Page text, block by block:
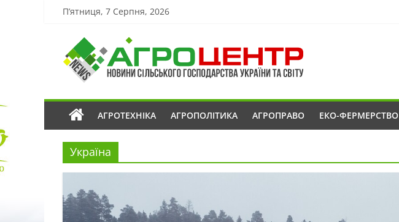
П’ятниця, 7 Серпня, 2026
АГРОТЕХНІКА АГРОПОЛІТИКА АГРОПРАВО ЕКО-ФЕРМЕРСТВО
Україна